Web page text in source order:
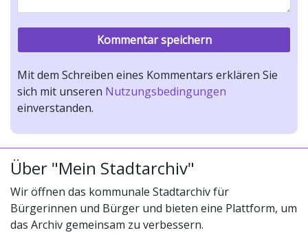
Mit dem Schreiben eines Kommentars erklären Sie
sich mit unseren Nutzungsbedingungen
einverstanden.
Über "Mein Stadtarchiv"
Wir öffnen das kommunale Stadtarchiv für
Bürgerinnen und Bürger und bieten eine Plattform, um
das Archiv gemeinsam zu verbessern.